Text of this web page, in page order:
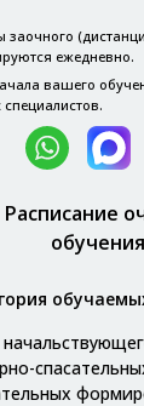
Расписание
обучения
заочного
ежедневно.
вашего